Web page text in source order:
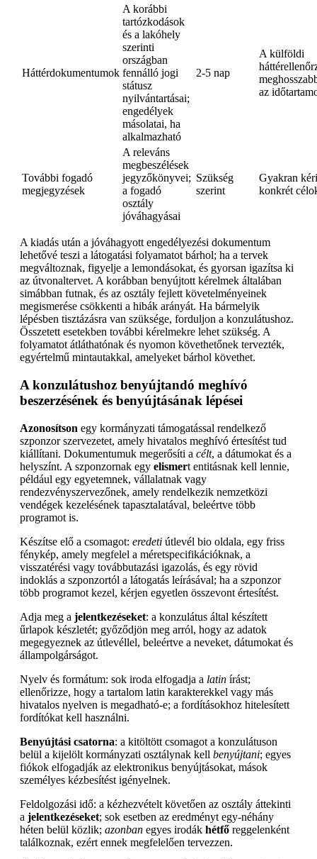
Háttérdokumentumok
A korábbi
tartózkodások
és a lakóhely
szerinti
országban
fennálló jogi
státusz
nyilvántartásai;
engedélyek
másolatai, ha
alkalmazható
2-5 nap
A külföldi
az
További fogadó
megjegyzések
A releváns
megbeszélések
jegyzőkönyvei;
a fogadó
osztály
jóváhagyásai
Szükség
szerint
Gyakran
konkrét
A kiadás után a jóváhagyott engedélyezési dokumentum
lehetővé teszi a látogatási folyamatot bárhol; ha a tervek
megváltoznak, figyelje a lemondásokat, és gyorsan igazítsa ki
az útvonaltervet. A korábban benyújtott kérelmek általában
simábban futnak, és az osztály fejlett követelményeinek
megismerése csökkenti a hibák arányát. Ha bármelyik
lépésben tisztázásra van szüksége, forduljon a konzulátushoz.
Összetett esetekben további kérelmekre lehet szükség. A
folyamatot átláthatónak és nyomon követhetőnek tervezték,
egyértelmű mintautakkal, amelyeket bárhol követhet.
A konzulátushoz benyújtandó meghívó
beszerzésének és benyújtásának lépései
Azonosítson egy kormányzati támogatással rendelkező
szponzor szervezetet, amely hivatalos meghívó értesítést tud
kiállítani. Dokumentumuk megerősíti a célt, a dátumokat és a
helyszínt. A szponzornak egy elismert entitásnak kell lennie,
például egy egyetemnek, vállalatnak vagy
rendezvényszervezőnek, amely rendelkezik nemzetközi
vendégek kezelésének tapasztalatával, beleértve több
programot is.
Készítse elő a csomagot: eredeti útlevél bio oldala, egy friss
fénykép, amely megfelel a méretspecifikációknak, a
visszatérési vagy továbbutazási igazolás, és egy rövid
indoklás a szponzortól a látogatás leírásával; ha a szponzor
több programot kezel, kérjen egyetlen összevont értesítést.
Adja meg a jelentkezéseket: a konzulátus által készített
űrlapok készletét; győződjön meg arról, hogy az adatok
megegyeznek az útlevéllel, beleértve a neveket, dátumokat és
állampolgárságot.
Nyelv és formátum: sok iroda elfogadja a latin írást;
ellenőrizze, hogy a tartalom latin karakterekkel vagy más
hivatalos nyelven is megadható-e; a fordításokhoz hitelesített
fordítókat kell használni.
Benyújtási csatorna: a kitöltött csomagot a konzulátuson
belül a kijelölt kormányzati osztálynak kell benyújtani; egyes
fiókok elfogadják az elektronikus benyújtásokat, mások
személyes kézbesítést igényelnek.
Feldolgozási idő: a kézhezvételt követően az osztály áttekinti
a jelentkezéseket; sok esetben az eredményt egy-néhány
héten belül közlik; azonban egyes irodák hétfő reggelenként
találkoznak, ezért ennek megfelelően tervezzen.